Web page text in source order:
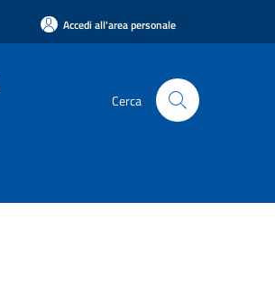
Accedi all'area personale
Cerca